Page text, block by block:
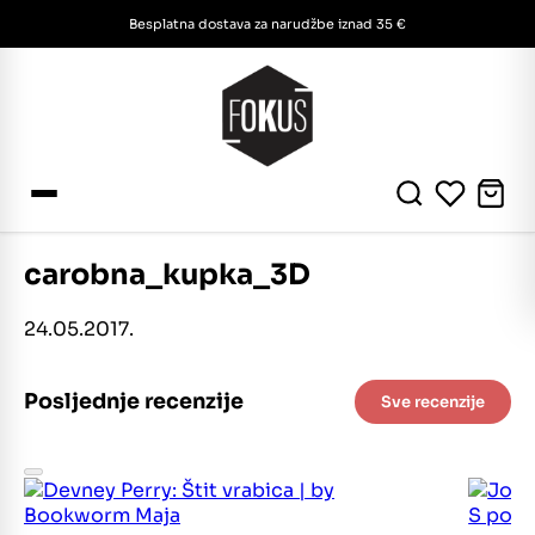
Besplatna dostava za narudžbe iznad 35 €
carobna_kupka_3D
24.05.2017.
Posljednje recenzije Sve recenzije